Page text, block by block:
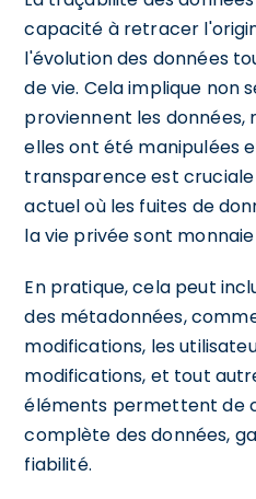
capacité à retracer
l'évolution des données
de vie. Cela implique non
proviennent les données,
elles ont été manipulées
transparence est
actuel où les fuites de
la vie privée sont
En pratique, cela peut
des métadonnées,
modifications, les
modifications, et tout
éléments permettent de
complète des données,
fiabilité.